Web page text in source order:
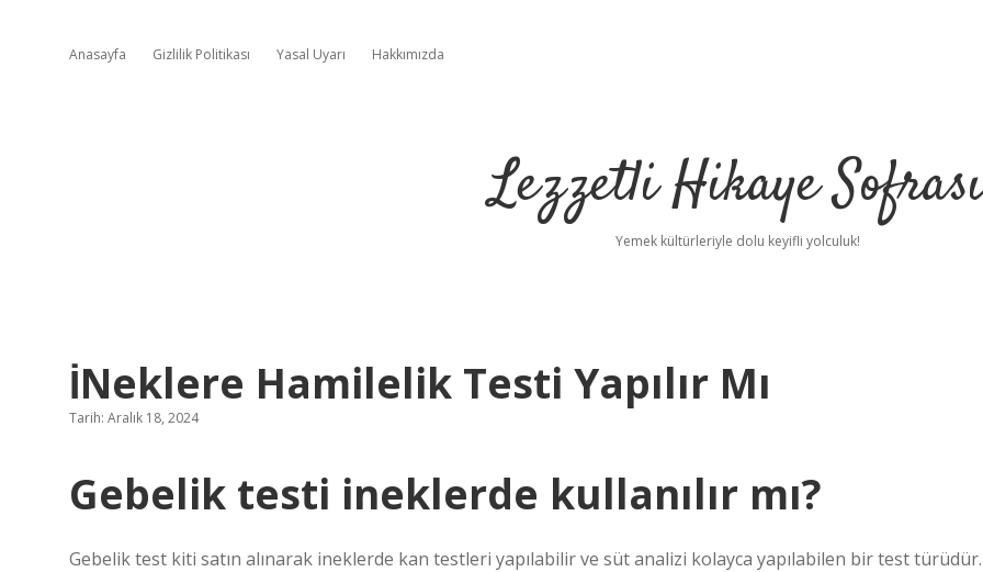
Anasayfa Gizlilik Politikası Yasal Uyarı Hakkımızda
Lezzetli Hikaye Sofrası
Yemek kültürleriyle dolu keyifli yolculuk!
İNeklere Hamilelik Testi Yapılır Mı
Tarih: Aralık 18, 2024
Gebelik testi ineklerde kullanılır mı?
Gebelik test kiti satın alınarak ineklerde kan testleri yapılabilir ve süt analizi kolayca yapılabilen bir test türüdür.